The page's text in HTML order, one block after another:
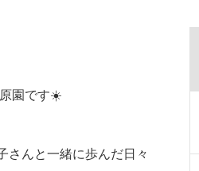
園です☀️
さんと一緒に歩んだ日々